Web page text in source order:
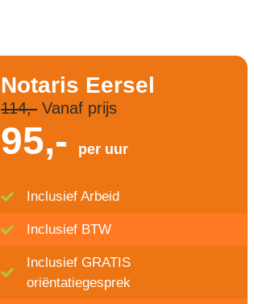
Notaris Eersel
114,-Vanaf prijs
95,- per uur
Inclusief Arbeid
Inclusief BTW
Inclusief GRATIS
oriëntatiegesprek